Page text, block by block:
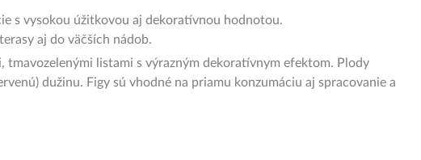
s vysokou úžitkovou aj dekoratívnou hodnotou.
aj do väčších nádob.
tmavozelenými listami s výrazným dekoratívnym efektom. Plody
dužinu. Figy sú vhodné na priamu konzumáciu aj spracovanie a